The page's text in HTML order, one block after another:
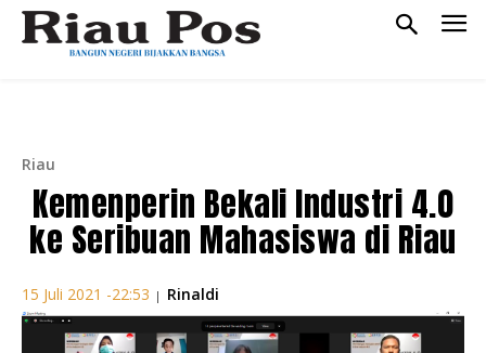
Riau
Kemenperin Bekali Industri 4.0
ke Seribuan Mahasiswa di Riau
15 Juli 2021 -22:53 | Rinaldi